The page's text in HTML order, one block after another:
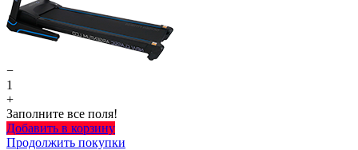
−
1
+
Заполните все поля!
Добавить в корзину
Продолжить покупки